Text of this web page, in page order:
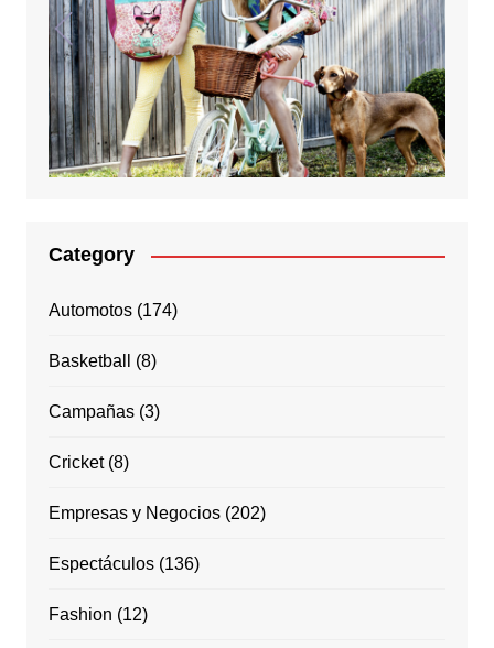
Category
Automotos(174)
Basketball (8)
Campañas(3)
Cricket(8)
Empresas y Negocios(202)
Espectáculos(136)
Fashion (12)